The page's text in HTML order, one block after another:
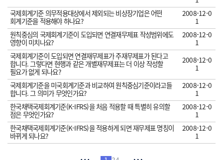
국제회계기준 의무적용대상에서 제외되는 비상장기업은 어떤
회계기준을 적용해야 하나요?
2008-12-0
1
원칙중심의 국제회계기준이 도입되면 연결재무제표 작성범위에도
영향이 미치나요?
2008-12-0
1
국제회계기준이 도입되면 연결재무제표가 주재무제표가 된다고
합니다. 그렇다면 현행과 같은 개별재무제표는 더 이상 작성할
필요가 없게 되나요?
2008-12-0
1
국제회계기준을 미국회계기준과 비교하여 원칙중심기준이라고들
합니다. 그 의미가 무엇인가요?
2008-12-0
1
한국채택국제회계기준(K-IFRS)을 처음 적용할 때 특별히 유의할
점은 무엇인가요?
2008-12-0
1
한국채택국제회계기준(K-IFRS)을 적용하게 되면 재무제표 명칭이
바뀌게 되나요?
2008-12-0
1